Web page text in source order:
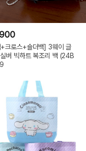
크로스+숄더백] 3웨이 글
버 빅하트 복조리 백 (24B